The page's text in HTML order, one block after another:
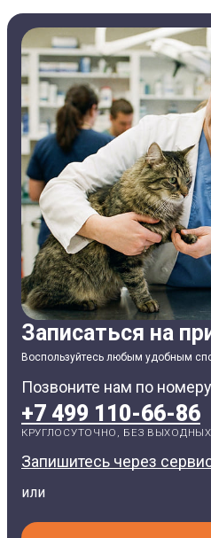
Записаться на
Воспользуйтесь любым удобным
Позвоните нам по
+7 499 110-66-86
КРУГЛОСУТОЧНО, БЕЗ ВЫХОДНЫХ
Запишитесь через
или